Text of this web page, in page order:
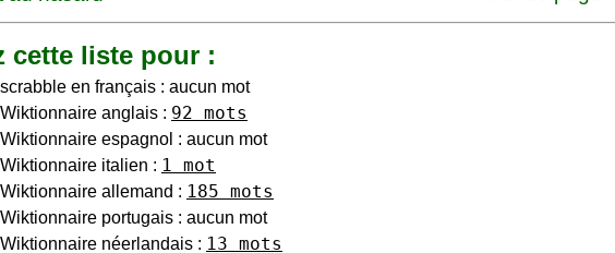
cette liste pour :
en français : aucun mot
anglais : 92 mots
espagnol : aucun mot
italien : 1 mot
allemand : 185 mots
portugais : aucun mot
néerlandais : 13 mots